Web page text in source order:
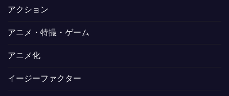
アクション
アニメ・特撮・ゲーム
アニメ化
イージーファクター